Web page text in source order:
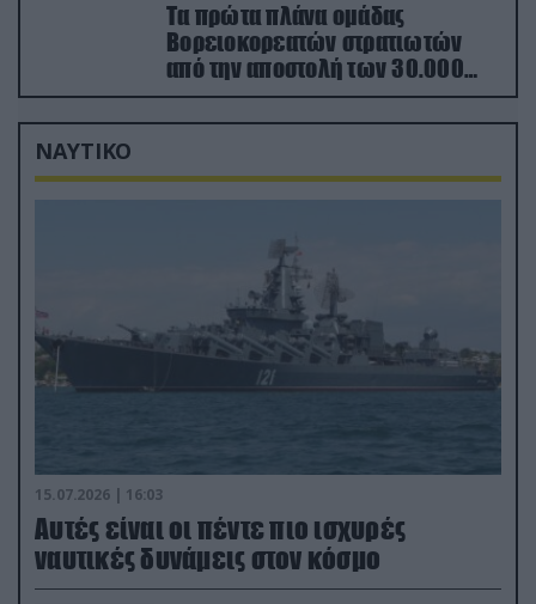
Τα πρώτα πλάνα ομάδας
Βορειοκορεατών στρατιωτών
από την αποστολή των 30.000
που έφτασαν στη Ρωσία (βίντεο)
ΝΑΥΤΙΚΟ
15.07.2026 | 16:03
Aυτές είναι οι πέντε πιο ισχυρές
ναυτικές δυνάμεις στον κόσμο